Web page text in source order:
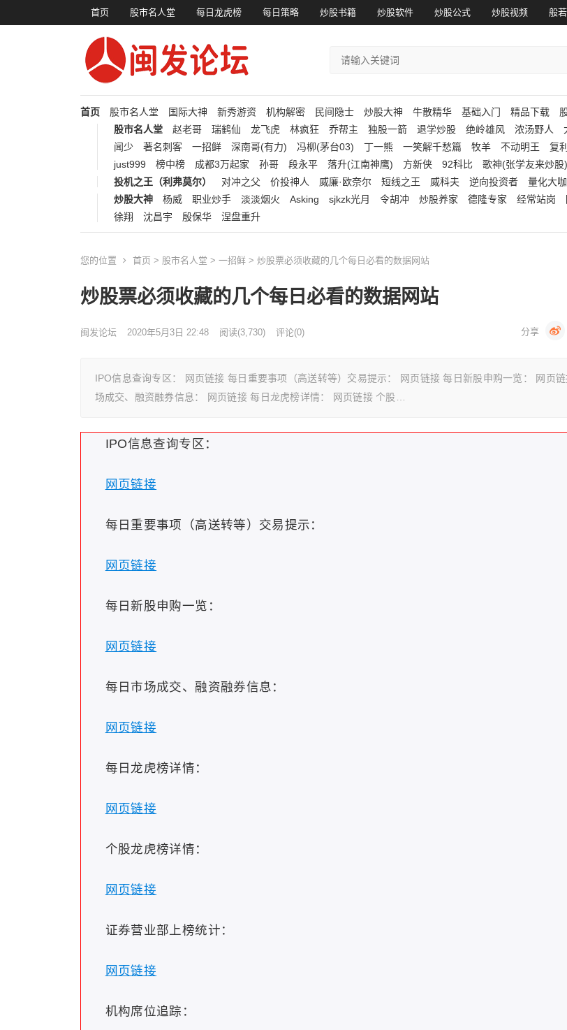
首页 股市名人堂 每日龙虎榜 每日策略 炒股书籍 炒股软件 炒股公式 炒股视频 般
首页 股市名人堂 国际大神 新秀游资 机构解密 民间隐士 炒股大神 牛散精华 基础入门 精品下载
股市名人堂
赵老哥 瑞鹤仙 龙飞虎 林疯狂 乔帮主 独股一箭 退学炒股 绝岭雄风 浓汤野人
闻少
著名刺客 一招鲜 深南哥(有力) 冯柳(茅台03) 丁一熊 一笑解千愁篇 牧羊 不动明王 复
just999
榜中榜 成都3万起家 孙哥 段永平 落升(江南神鹰) 方新侠 92科比 歌神(张学友来炒股)
投机之王（利弗莫尔）
对冲之父 价投神人 威廉·欧奈尔 短线之王 威科夫 逆向投资者
量化大咖
炒股大神
杨威 职业炒手 淡淡烟火 Asking sjkzk光月 令胡冲 炒股养家 德隆专家 经常站岗
徐翔
沈昌宇 殷保华 涅盘重升
您的位置 首页 > 股市名人堂 > 一招鲜 > 炒股票必须收藏的几个每日必看的数据网站
炒股票必须收藏的几个每日必看的数据网站
闽发论坛 2020年5月3日 22:48 阅读(3,730) 评论(0)
IPO信息查询专区： 网页链接 每日重要事项（高送转等）交易提示： 网页链接 每日新股申购一览： 网页
场成交、融资融券信息： 网页链接 每日龙虎榜详情： 网页链接 个股…
IPO信息查询专区：
网页链接
每日重要事项（高送转等）交易提示：
网页链接
每日新股申购一览：
网页链接
每日市场成交、融资融券信息：
网页链接
每日龙虎榜详情：
网页链接
个股龙虎榜详情：
网页链接
证券营业部上榜统计：
网页链接
机构席位追踪：